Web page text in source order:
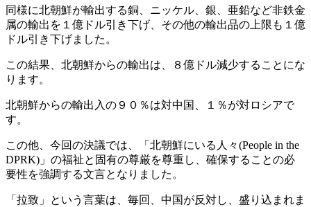
同様に北朝鮮が輸出する銅、ニッケル、銀、亜鉛など非鉄金
属の輸出を１億ドル引き下げ、その他の輸出品の上限も１億
ドル引き下げました。
この結果、北朝鮮からの輸出は、８億ドル減少することにな
ります。
北朝鮮からの輸出入の９０％は対中国、１％が対ロシアで
す。
この他、今回の決議では、「北朝鮮にいる人々(People in the
DPRK)」の福祉と固有の尊厳を尊重し、確保することの必
要性を強調する文言となりました。
「拉致」という言葉は、毎回、中国が反対し、盛り込まれま